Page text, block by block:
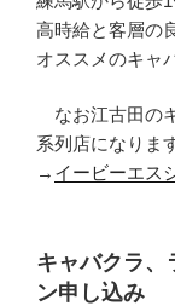
高時給と客層の
オススメのキャ
なお江古田の
系列店になりま
→ イービーエス
キャバクラ、
ン申し込み